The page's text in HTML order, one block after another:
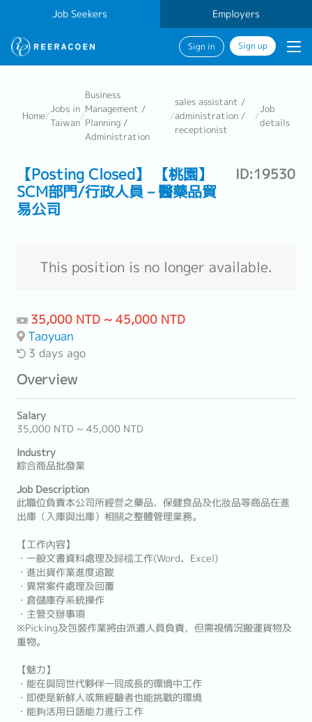
Job Seekers Employers
Sign in Sign up
Home/
Jobs in
Taiwan
/
Business
Management /
Planning /
Administration
/
sales assistant /
administration /
receptionist
/
Job
details
【Posting Closed】 【桃園】
SCM部門/行政人員－醫藥品貿
易公司
ID:19530
This position is no longer available.
35,000 NTD ~ 45,000 NTD
Taoyuan
3 days ago
Overview
Salary
35,000 NTD ~ 45,000 NTD
Industry
綜合商品批發業
Job Description
此職位負責本公司所經營之藥品、保健食品及化妝品等商品在進
出庫（入庫與出庫）相關之整體管理業務。
【工作內容】
・一般文書資料處理及歸檔工作(Word、Excel)
・進出貨作業進度追蹤
・異常案件處理及回覆
・倉儲庫存系統操作
・主管交辦事項
※Picking及包裝作業將由派遣人員負責，但需視情況搬運貨物及
重物。
【魅力】
・能在與同世代夥伴一同成長的環境中工作
・即使是新鮮人或無經驗者也能挑戰的環境
・能夠活用日語能力進行工作